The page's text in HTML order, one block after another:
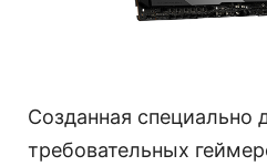
Созданная специально
требовательных